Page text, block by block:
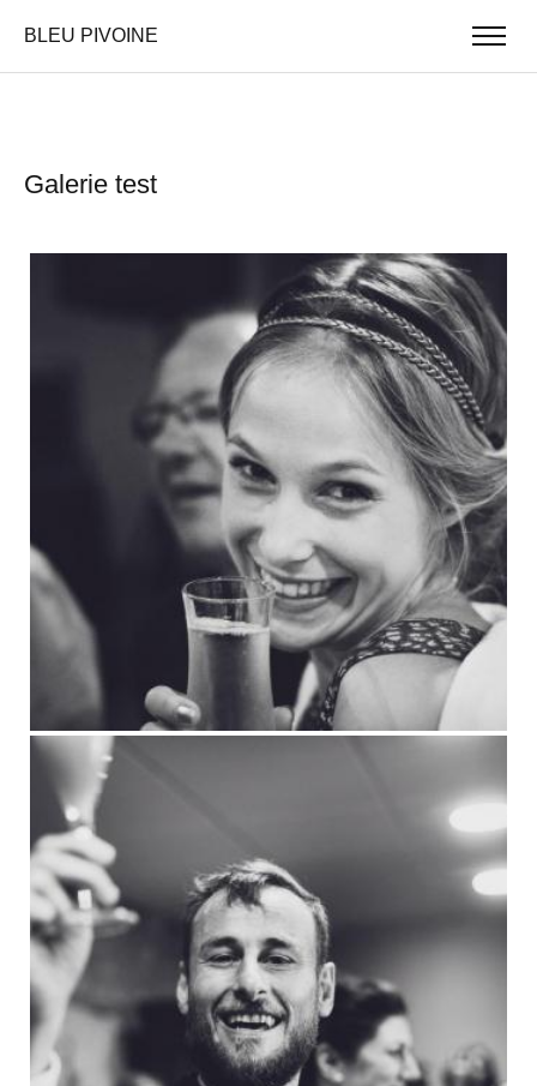
BLEU PIVOINE
Galerie test